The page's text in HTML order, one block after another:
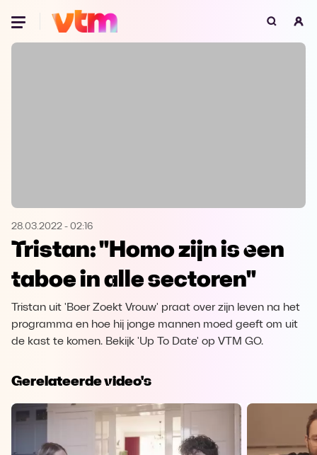
Oeps, browser niet ondersteund
Microsoft Edge Download
Opera Download
28.03.2022 - 02:16
Tristan: "Homo zijn is een
taboe in alle sectoren"
Tristan uit 'Boer Zoekt Vrouw' praat over zijn leven na het
programma en hoe hij jonge mannen moed geeft om uit
de kast te komen. Bekijk 'Up To Date' op VTM GO.
Gerelateerde video's